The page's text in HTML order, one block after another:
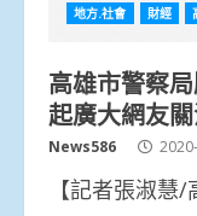
地方.社會 財經
高雄市警察
起廣大網友
News586
【記者張淑慧